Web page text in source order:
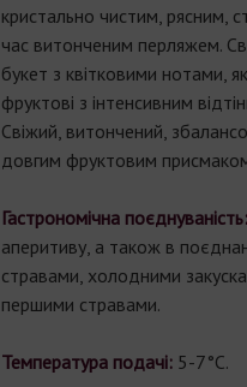
кристально чистим, рясним,
час витонченим перляжем.
букет з квітковими нотами,
фруктові з інтенсивним
Свіжий, витончений,
довгим фруктовим
Гастрономічна
аперитиву, а також в
стравами, холодними
першими стравами.
Температура подачі: 5-7°С.